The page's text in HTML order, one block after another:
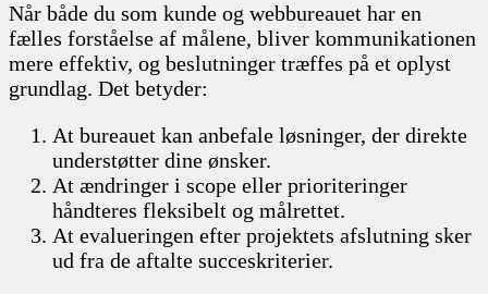
Når både du som kunde og webbureauet har en
fælles forståelse af målene, bliver kommunikationen
mere effektiv, og beslutninger træffes på et oplyst
grundlag. Det betyder:
At bureauet kan anbefale løsninger, der direkte
understøtter dine ønsker.
At ændringer i scope eller prioriteringer
håndteres fleksibelt og målrettet.
At evalueringen efter projektets afslutning sker
ud fra de aftalte succeskriterier.